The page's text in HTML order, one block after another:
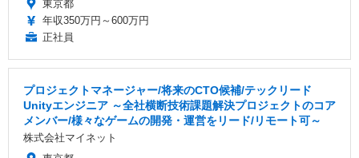
東京都
年収350万円～600万円
正社員
プロジェクトマネージャー/将来のCTO候補/テックリード
Unityエンジニア ～全社横断技術課題解決プロジェクトのコア
メンバー/様々なゲームの開発・運営をリード/リモート可～
株式会社マイネット